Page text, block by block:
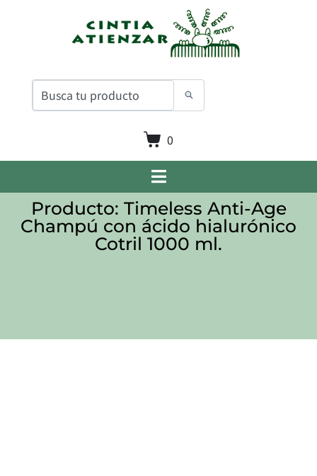
0
Producto: Timeless Anti-Age
Champú con ácido hialurónico
Cotril 1000 ml.